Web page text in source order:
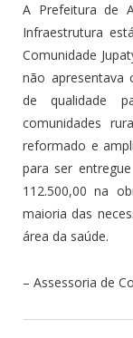
A Prefeitura de
Infraestrutura
Comunidade
não apresentava
de qualidade
comunidades
reformado e
para ser
112.500,00 na
maioria das
área da saúde.
– Assessoria de